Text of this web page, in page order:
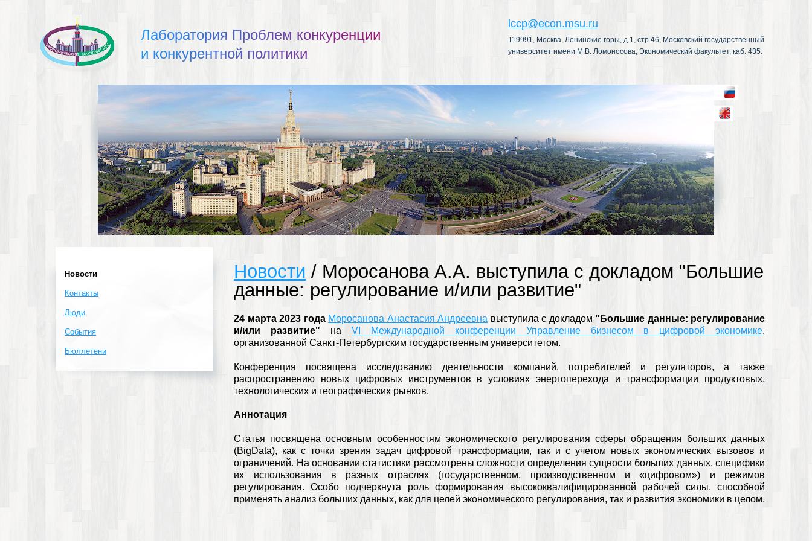
Лаборатория Проблем конкуренции
и конкурентной политики
lccp@econ.msu.ru
119991, Москва, Ленинские горы, д.1, стр.46, Московский государственный
университет имени М.В. Ломоносова, Экономический факультет, каб. 435.
Новости
Контакты
Люди
События
Бюллетени
Новости / Моросанова А.А. выступила с докладом "Большие
данные: регулирование и/или развитие"
24 марта 2023 года Моросанова Анастасия Андреевна выступила с докладом "Большие данные: регулирование
и/или развитие" на VI Международной конференции Управление бизнесом в цифровой экономике,
организованной Санкт-Петербургским государственным университетом.
Конференция посвящена исследованию деятельности компаний, потребителей и регуляторов, а также
распространению новых цифровых инструментов в условиях энергоперехода и трансформации продуктовых,
технологических и географических рынков.
Аннотация
Статья посвящена основным особенностям экономического регулирования сферы обращения больших данных
(BigData), как с точки зрения задач цифровой трансформации, так и с учетом новых экономических вызовов и
ограничений. На основании статистики рассмотрены сложности определения сущности больших данных, специфики
их использования в разных отраслях (государственном, производственном и «цифровом») и режимов
регулирования. Особо подчеркнута роль формирования высококвалифицированной рабочей силы, способной
применять анализ больших данных, как для целей экономического регулирования, так и развития экономики в целом.